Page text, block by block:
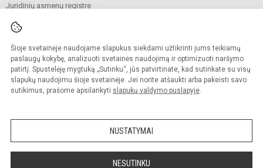
Šioje svetainėje naudojame slapukus siekdami užtikrinti jums teikiamų
paslaugų kokybę, analizuoti svetainės naudojimą ir optimizuoti naršymo
patirtį. Spustelėję mygtuką „Sutinku“, jūs patvirtinate, kad sutinkate su visų
slapukų naudojimu šioje svetainėje. Jei norite atšaukti arba pakeisti savo
sutikimus, prašome apsilankyti slapukų valdymo puslapyje.
NUSTATYMAI
NESUTINKU
Juridinių asmenų registre
© 2026. Šiaulių Salduvės progimnazija. Visos teisės saugomos.
Kopijuoti turinį be raštiško įstaigos administracijos sutikimo griežtai draudžiama.